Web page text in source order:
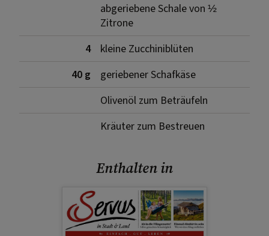
abgeriebene Schale von ½
Zitrone
4
kleine Zucchiniblüten
40 g
geriebener Schafkäse
Olivenöl zum Beträufeln
Kräuter zum Bestreuen
Enthalten in